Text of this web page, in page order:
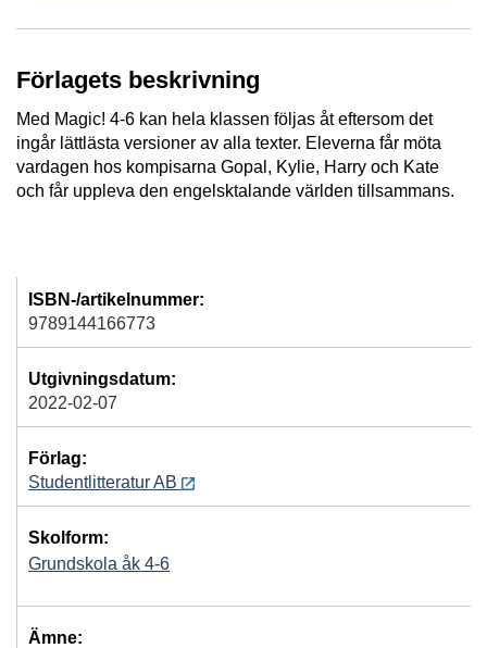
Förlagets beskrivning
Med Magic! 4-6 kan hela klassen följas åt eftersom det
ingår lättlästa versioner av alla texter. Eleverna får möta
vardagen hos kompisarna Gopal, Kylie, Harry och Kate
och får uppleva den engelsktalande världen tillsammans.
ISBN-/artikelnummer:
9789144166773
Utgivningsdatum:
2022-02-07
Förlag:
Studentlitteratur AB
Skolform:
Grundskola åk 4-6
Ämne: